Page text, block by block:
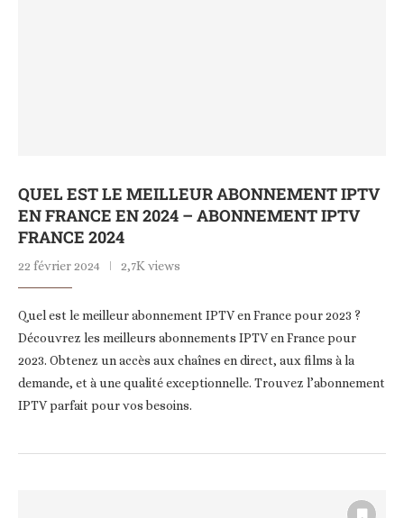
QUEL EST LE MEILLEUR ABONNEMENT IPTV
EN FRANCE EN 2024 – ABONNEMENT IPTV
FRANCE 2024
22 février 2024 2,7K views
Quel est le meilleur abonnement IPTV en France pour 2023 ?
Découvrez les meilleurs abonnements IPTV en France pour
2023. Obtenez un accès aux chaînes en direct, aux films à la
demande, et à une qualité exceptionnelle. Trouvez l’abonnement
IPTV parfait pour vos besoins.